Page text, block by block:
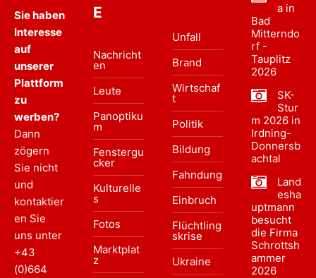
Sie haben
Interesse
auf
unserer
Plattform
zu
werben?
Dann
zögern
Sie nicht
und
kontaktier
en Sie
uns unter
+43
(0)664
E
Nachricht
en
Leute
Panoptiku
m
Fenstergu
cker
Kulturelle
s
Fotos
Marktplat
z
Unfall
Brand
Wirtschaf
t
Politik
Bildung
Fahndung
Einbruch
Flüchtling
skrise
Ukraine
a in
Bad
Mitterndo
rf -
Tauplitz
2026
SK-
Stur
m 2026 in
Irdning-
Donnersb
achtal
Land
esha
uptmann
besucht
die Firma
Schrottsh
ammer
2026